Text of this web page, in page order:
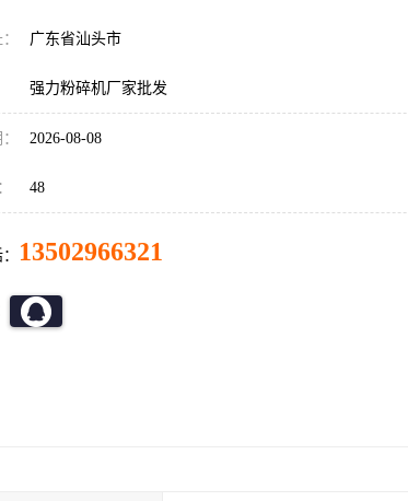
广东省汕头市
强力粉碎机厂家批发
2026-08-08
48
13502966321